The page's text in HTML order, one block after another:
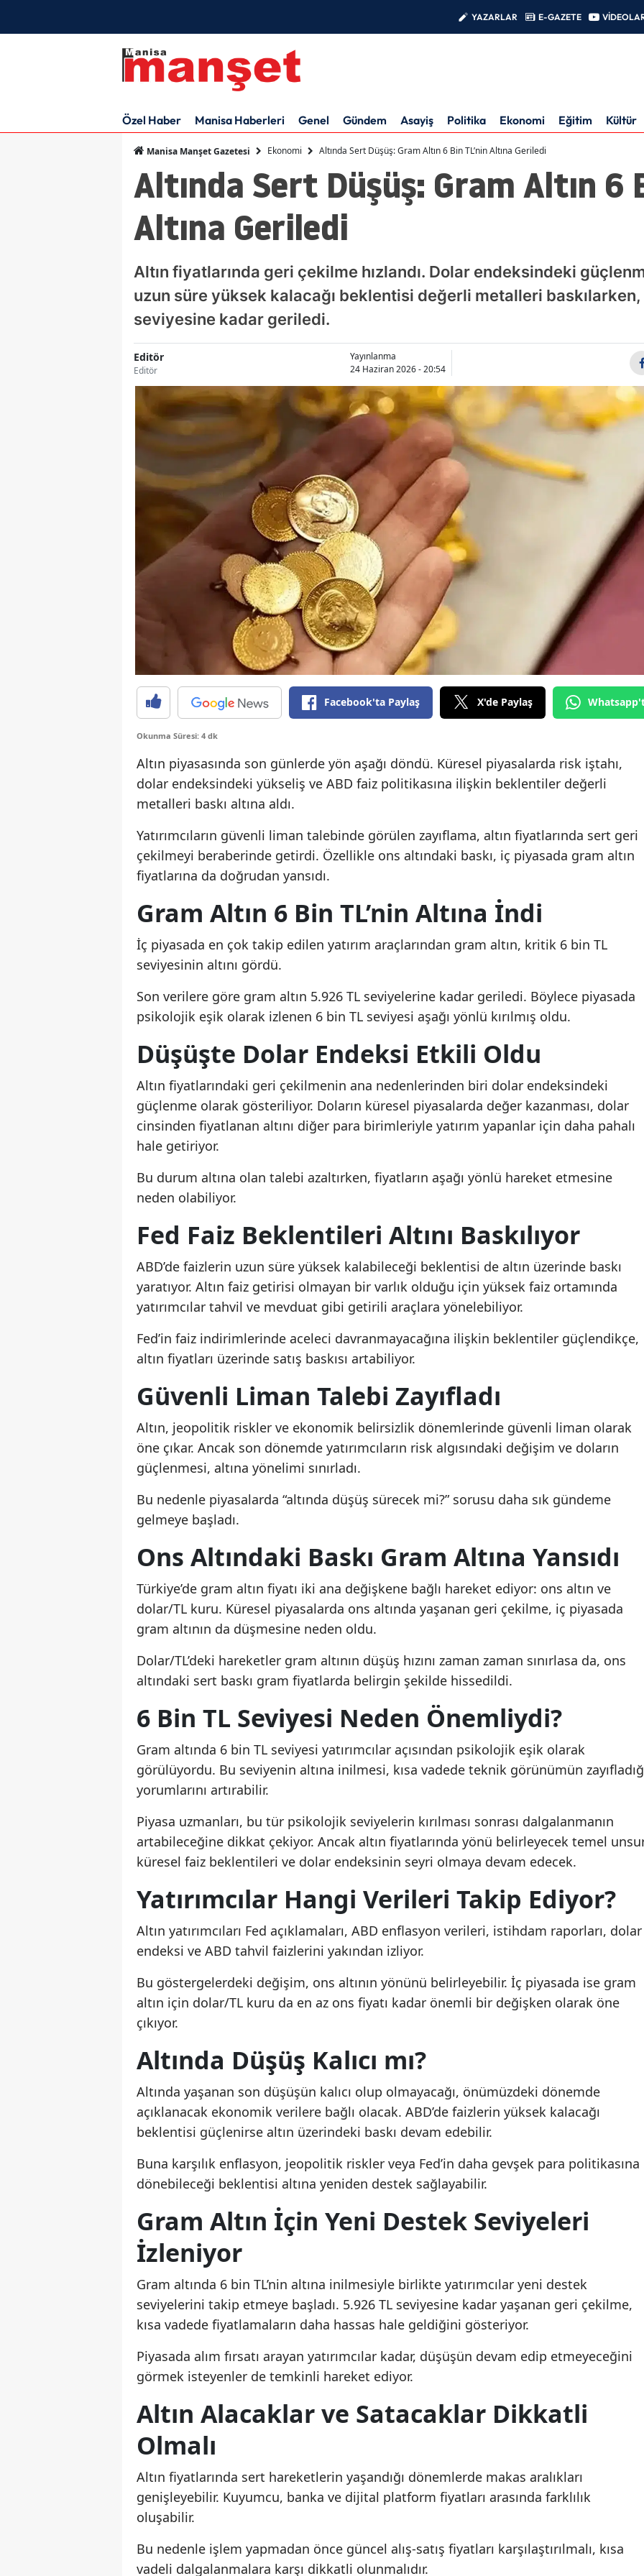
YAZARLAR E-GAZETE
Özel Haber Manisa Haberleri Genel Gündem Asayiş Politika Ekonomi Eğitim Kültür
Manisa Manşet Gazetesi Ekonomi Altında Sert Düşüş: Gram Altın 6 Bin TL’nin Altına Geriledi
Altında Sert Düşüş: Gram Altın 6
Altına Geriledi
Altın fiyatlarında geri çekilme hızlandı. Dolar endeksindeki
uzun süre yüksek kalacağı beklentisi değerli metalleri baskılarken,
seviyesine kadar geriledi.
Editör
Editör
Yayınlanma
24 Haziran 2026 - 20:54
Facebook'ta Paylaş X'de Paylaş
Okunma Süresi: 4 dk
Altın piyasasında son günlerde yön aşağı döndü. Küresel piyasalarda risk iştahı,
dolar endeksindeki yükseliş ve ABD faiz politikasına ilişkin beklentiler değerli
metalleri baskı altına aldı.
Yatırımcıların güvenli liman talebinde görülen zayıflama, altın fiyatlarında sert geri
çekilmeyi beraberinde getirdi. Özellikle ons altındaki baskı, iç piyasada gram altın
fiyatlarına da doğrudan yansıdı.
Gram Altın 6 Bin TL’nin Altına İndi
İç piyasada en çok takip edilen yatırım araçlarından gram altın, kritik 6 bin TL
seviyesinin altını gördü.
Son verilere göre gram altın 5.926 TL seviyelerine kadar geriledi. Böylece piyasada
psikolojik eşik olarak izlenen 6 bin TL seviyesi aşağı yönlü kırılmış oldu.
Düşüşte Dolar Endeksi Etkili Oldu
Altın fiyatlarındaki geri çekilmenin ana nedenlerinden biri dolar endeksindeki
güçlenme olarak gösteriliyor. Doların küresel piyasalarda değer kazanması, dolar
cinsinden fiyatlanan altını diğer para birimleriyle yatırım yapanlar için daha pahalı
hale getiriyor.
Bu durum altına olan talebi azaltırken, fiyatların aşağı yönlü hareket etmesine
neden olabiliyor.
Fed Faiz Beklentileri Altını Baskılıyor
ABD’de faizlerin uzun süre yüksek kalabileceği beklentisi de altın üzerinde baskı
yaratıyor. Altın faiz getirisi olmayan bir varlık olduğu için yüksek faiz ortamında
yatırımcılar tahvil ve mevduat gibi getirili araçlara yönelebiliyor.
Fed’in faiz indirimlerinde aceleci davranmayacağına ilişkin beklentiler güçlendikçe,
altın fiyatları üzerinde satış baskısı artabiliyor.
Güvenli Liman Talebi Zayıfladı
Altın, jeopolitik riskler ve ekonomik belirsizlik dönemlerinde güvenli liman olarak
öne çıkar. Ancak son dönemde yatırımcıların risk algısındaki değişim ve doların
güçlenmesi, altına yönelimi sınırladı.
Bu nedenle piyasalarda “altında düşüş sürecek mi?” sorusu daha sık gündeme
gelmeye başladı.
Ons Altındaki Baskı Gram Altına Yansıdı
Türkiye’de gram altın fiyatı iki ana değişkene bağlı hareket ediyor: ons altın ve
dolar/TL kuru. Küresel piyasalarda ons altında yaşanan geri çekilme, iç piyasada
gram altının da düşmesine neden oldu.
Dolar/TL’deki hareketler gram altının düşüş hızını zaman zaman sınırlasa da, ons
altındaki sert baskı gram fiyatlarda belirgin şekilde hissedildi.
6 Bin TL Seviyesi Neden Önemliydi?
Gram altında 6 bin TL seviyesi yatırımcılar açısından psikolojik eşik olarak
görülüyordu. Bu seviyenin altına inilmesi, kısa vadede teknik görünümün
yorumlarını artırabilir.
Piyasa uzmanları, bu tür psikolojik seviyelerin kırılması sonrası dalgalanmanın
artabileceğine dikkat çekiyor. Ancak altın fiyatlarında yönü belirleyecek temel
küresel faiz beklentileri ve dolar endeksinin seyri olmaya devam edecek.
Yatırımcılar Hangi Verileri Takip Ediyor?
Altın yatırımcıları Fed açıklamaları, ABD enflasyon verileri, istihdam raporları, dolar
endeksi ve ABD tahvil faizlerini yakından izliyor.
Bu göstergelerdeki değişim, ons altının yönünü belirleyebilir. İç piyasada ise gram
altın için dolar/TL kuru da en az ons fiyatı kadar önemli bir değişken olarak öne
çıkıyor.
Altında Düşüş Kalıcı mı?
Altında yaşanan son düşüşün kalıcı olup olmayacağı, önümüzdeki dönemde
açıklanacak ekonomik verilere bağlı olacak. ABD’de faizlerin yüksek kalacağı
beklentisi güçlenirse altın üzerindeki baskı devam edebilir.
Buna karşılık enflasyon, jeopolitik riskler veya Fed’in daha gevşek para politikasına
dönebileceği beklentisi altına yeniden destek sağlayabilir.
Gram Altın İçin Yeni Destek Seviyeleri
İzleniyor
Gram altında 6 bin TL’nin altına inilmesiyle birlikte yatırımcılar yeni destek
seviyelerini takip etmeye başladı. 5.926 TL seviyesine kadar yaşanan geri çekilme,
kısa vadede fiyatlamaların daha hassas hale geldiğini gösteriyor.
Piyasada alım fırsatı arayan yatırımcılar kadar, düşüşün devam edip etmeyeceğini
görmek isteyenler de temkinli hareket ediyor.
Altın Alacaklar ve Satacaklar Dikkatli
Olmalı
Altın fiyatlarında sert hareketlerin yaşandığı dönemlerde makas aralıkları
genişleyebilir. Kuyumcu, banka ve dijital platform fiyatları arasında farklılık
oluşabilir.
Bu nedenle işlem yapmadan önce güncel alış-satış fiyatları karşılaştırılmalı, kısa
vadeli dalgalanmalara karşı dikkatli olunmalıdır.